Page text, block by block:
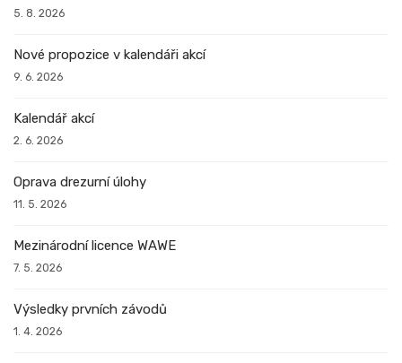
5. 8. 2026
Nové propozice v kalendáři akcí
9. 6. 2026
Kalendář akcí
2. 6. 2026
Oprava drezurní úlohy
11. 5. 2026
Mezinárodní licence WAWE
7. 5. 2026
Výsledky prvních závodů
1. 4. 2026